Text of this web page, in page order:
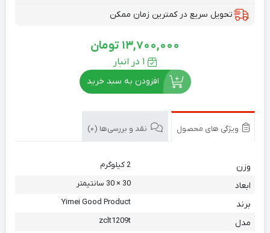
تحویل سریع در کمترین زمان ممکن
13,700,000 تومان
1 در انبار
افزودن به سبد خرید
ویژگی های محصول نقد و بررسی‌ها (0)
وزن 2 کیلوگرم
ابعاد 30 × 30 سانتیمتر
برند Yimei Good Product
مدل zclt1209t